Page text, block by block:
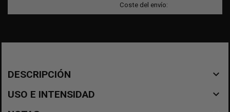
Coste del envío:
DESCRIPCIÓN navigate_before
USO E INTENSIDAD navigate_before